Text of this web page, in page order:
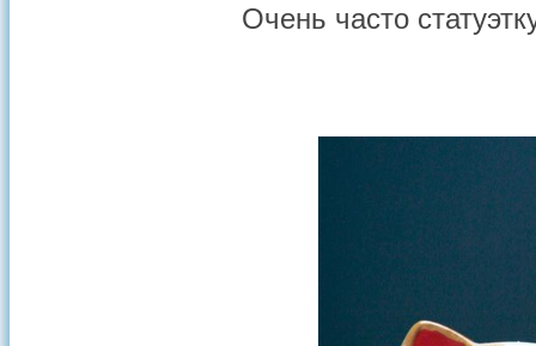
Очень часто